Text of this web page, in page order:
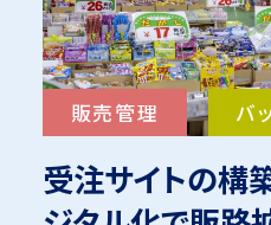
販売管理 バ
受注サイトの構